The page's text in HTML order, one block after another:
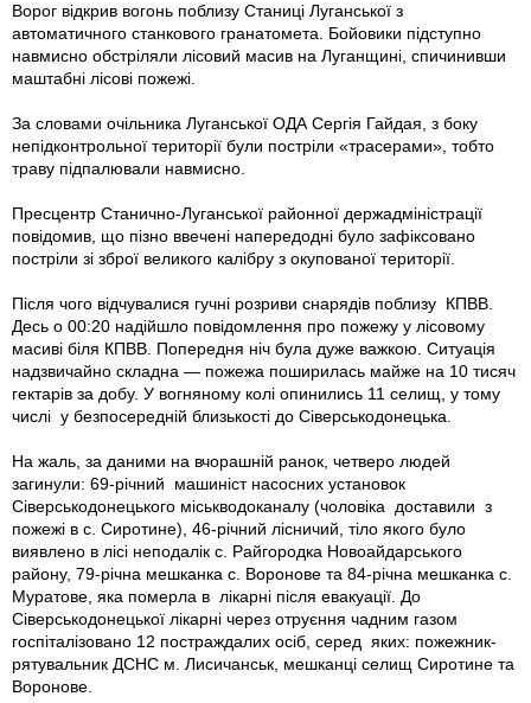
Ворог відкрив вогонь поблизу Станиці Луганської з
автоматичного станкового гранатомета. Бойовики підступно
навмисно обстріляли лісовий масив на Луганщині, спичинивши
маштабні лісові пожежі.
За словами очільника Луганської ОДА Сергія Гайдая, з боку
непідконтрольної території були постріли «трасерами», тобто
траву підпалювали навмисно.
Пресцентр Станично-Луганської районної держ­адміністрації
повідомив, що пізно ввечені напередодні було зафіксовано
постріли зі зброї великого калібру з окупованої території.
Після чого відчувалися гучні розриви снарядів поблизу КПВВ.
Десь о 00:20 наді­йшло повідомлення про пожежу у лісовому
масиві біля КПВВ. Попередня ніч була дуже важкою. Ситуація
надзвичайно складна — пожежа поширилась майже на 10 тисяч
гектарів за добу. У вогняному колі опинились 11 селищ, у тому
числі у безпосередній близькості до Сіверськодонецька.
На жаль, за даними на вчорашній ранок, четверо людей
загинули: 69-річний машиніст насосних установок
Сіверськодонецького міськводоканалу (чоловіка доставили з
пожежі в с. Сиротине), 46-річний лісничий, тіло якого було
виявлено в лісі неподалік с. Райгородка Новоайдарського
району, 79-річна мешканка с. Воронове та 84-річна мешканка с.
Муратове, яка померла в лікарні після евакуації. До
Сіверськодонецької лікарні через отруєння чадним газом
госпіталізовано 12 постраждалих осіб, серед яких: пожежник-
рятувальник ДСНС м. Лисичанськ, мешканці селищ Сиротине та
Воронове.